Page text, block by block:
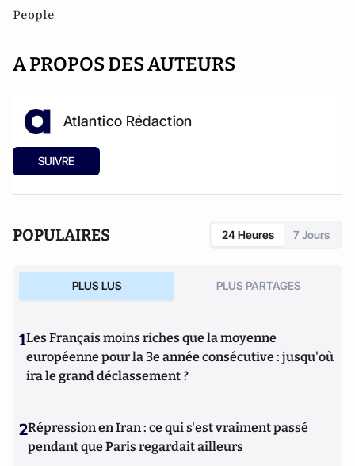
People
A PROPOS DES AUTEURS
Atlantico Rédaction
SUIVRE
POPULAIRES 24 Heures 7 Jours
PLUS LUS PLUS PARTAGES
1Les Français moins riches que la moyenne
européenne pour la 3e année consécutive : jusqu'où
ira le grand déclassement ?
2Répression en Iran : ce qui s'est vraiment passé
pendant que Paris regardait ailleurs